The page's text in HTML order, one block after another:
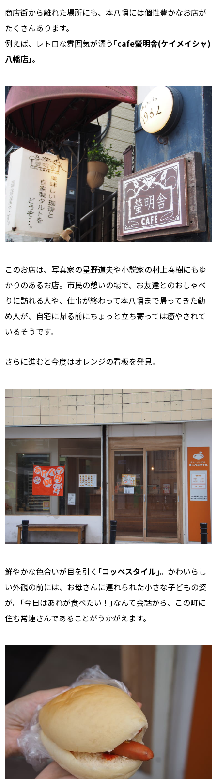
商店街から離れた場所にも、本八幡には個性豊かなお店が
たくさんあります。
例えば、レトロな雰囲気が漂う ｢cafe螢明舎(ケイメイシャ)
八幡店｣。
このお店は、写真家の星野道夫や小説家の村上春樹にもゆ
かりのあるお店。市民の憩いの場で、お友達とのおしゃべ
りに訪れる人や、仕事が終わって本八幡まで帰ってきた勤
め人が、自宅に帰る前にちょっと立ち寄っては癒やされて
いるそうです。
さらに進むと今度はオレンジの看板を発見。
鮮やかな色合いが目を引く ｢コッペスタイル｣。かわいらし
い外観の前には、お母さんに連れられた小さな子どもの姿
が。｢今日はあれが食べたい！｣なんて会話から、この町に
住む常連さんであることがうかがえます。